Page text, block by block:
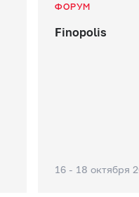
ФОРУМ
Finopolis
16 - 18 октября